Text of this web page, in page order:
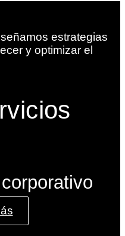
estrategias
y optimizar el